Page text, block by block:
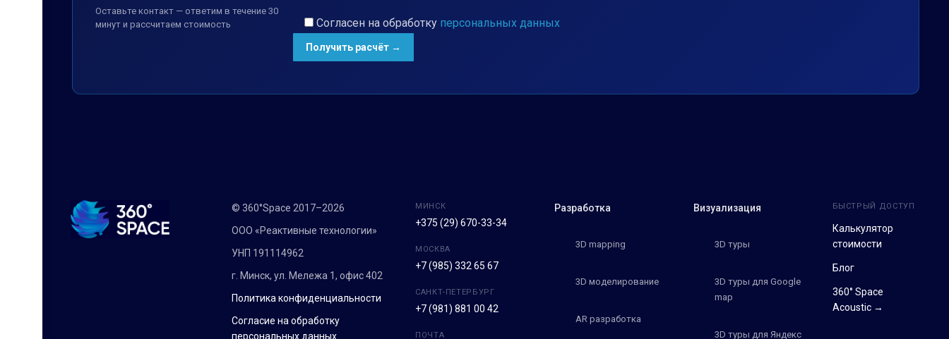
Оставьте контакт — ответим в течение 30
минут и рассчитаем стоимость
Согласен на обработку персональных данных
© 360°Space 2017–2026
ООО «Реактивные технологии»
УНП 191114962
г. Минск, ул. Мележа 1, офис 402
Политика конфиденциальности
Согласие на обработку
персональных данных
МИНСК
+375 (29) 670-33-34
МОСКВА
+7 (985) 332 65 67
САНКТ-ПЕТЕРБУРГ
+7 (981) 881 00 42
ПОЧТА
Разработка
3D mapping
3D моделирование
AR разработка
Визуализация
3D туры
3D туры для Google
map
3D туры для Яндекс
БЫСТРЫЙ ДОСТУП
Калькулятор
стоимости
Блог
360° Space
Acoustic →